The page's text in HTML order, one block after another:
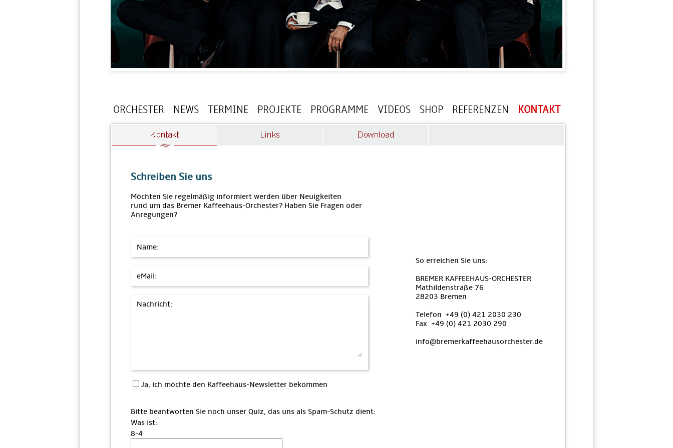
ORCHESTER NEWS TERMINE PROJEKTE PROGRAMME VIDEOS SHOP REFERENZEN KONTAKT
Schreiben Sie uns
Möchten Sie regelmäßig informiert werden über Neuigkeiten
rund um das Bremer Kaffeehaus-Orchester? Haben Sie Fragen oder
Anregungen?
Name:
eMail:
Nachricht:
Ja, ich möchte den Kaffeehaus-Newsletter bekommen
Bitte beantworten Sie noch unser Quiz, das uns als Spam-Schutz dient:
Was ist:
8-4
So erreichen Sie uns:
BREMER KAFFEEHAUS-ORCHESTER
Mathildenstraße 76
28203 Bremen
Telefon +49 (0) 421 2030 230
Fax +49 (0) 421 2030 290
info@bremerkaffeehausorchester.de